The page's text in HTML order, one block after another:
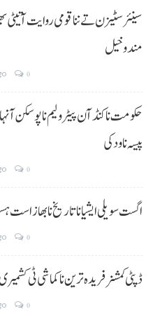
سینئر سٹیزن تے ننا قومی روایت
مندوخیل
0
پیسہ نا ودکی
0
5 اگست سویلی ایشیا نا تاریخ نا بھاز
0
ڈپٹی کمشنر فریدہ ترین نا کماشی ٹی
0